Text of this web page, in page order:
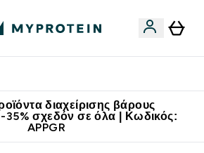
διαχείρισης βάρους
35% σχεδόν σε όλα | Κωδικός:
APPGR